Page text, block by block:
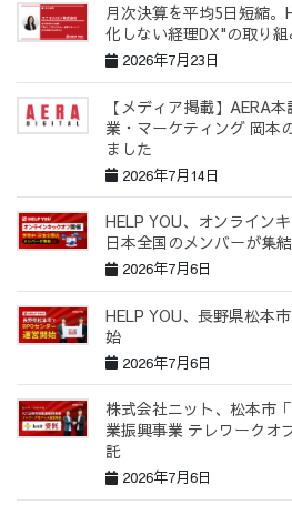
月次決算を平均5日短縮
化しない経理DX"の取り
2026年7月23日
【メディア掲載】AERA
業・マーケティング 岡本
ました
2026年7月14日
HELP YOU、オンライン
日本全国のメンバーが集結
2026年7月6日
HELP YOU、長野県松本
始
2026年7月6日
株式会社ニット、松本市
業振興事業 テレワークオ
託
2026年7月6日